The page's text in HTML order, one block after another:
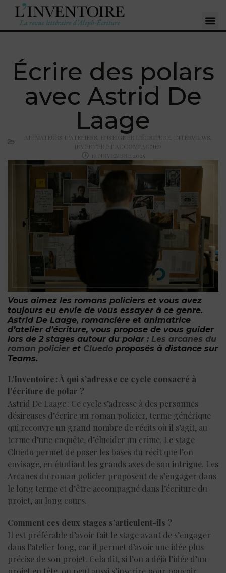
Écrire des polars
avec Astrid De
Laage
ANIMATEURS D'ATELIERS ENSEIGNER L'ÉCRITURE INTERVIEWS
INVENTER ET ACCOMPAGNER
17 NOVEMBRE 2025
Vous aimez les romans policiers et vous avez
toujours eu envie de vous essayer à ce genre.
Astrid De Laage, romancière et animatrice
d’atelier d’écriture, vous propose de vous guider
lors de 2 stages autour du polar : Les arcanes du
roman policier et Cluedo proposés à distance sur
Teams.
L’Inventoire : À qui s’adresse ce cycle consacré à
l’écriture de polar ?
Astrid De Laage : Ce cycle s’adresse à des personnes
désireuses d’écrire un roman policier, terme générique
qui recouvre un grand nombre de récits où il s’agit, au
terme d’une enquête, d’élucider un crime. Le stage
Cluedo permet de poser les bases du récit que l’on
envisage, en étudiant les grands axes de son intrigue. Les
Arcanes du roman policier proposent de s’engager dans
le long terme et d’être accompagné dans l’écriture du
projet, au long cours.
Comment ces deux stages s’articulent-ils ?
Il est préférable d’avoir fait le stage avant de s’engager
dans l’atelier long, car il permet d’avoir une idée plus
précise de son projet. Cela dit, si l’on a déjà l’idée d’un